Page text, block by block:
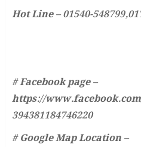
Hot Line – 01540-
# Facebook page –
https://
394381184746220
# Google Map Location –